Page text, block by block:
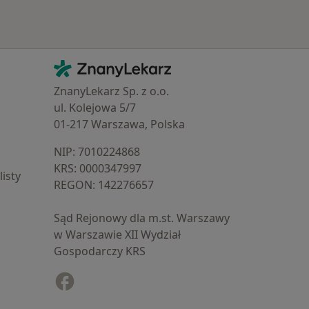
Kontakt
ZnanyLekarz - Strona główna
ZnanyLekarz Sp. z o.o.
ul. Kolejowa 5/7
01-217 Warszawa, Polska
NIP: ⁠7010224868
KRS: ⁠0000347997
REGON: ⁠142276657
Sąd Rejonowy dla m.st. Warszawy
w Warszawie XII Wydział
Gospodarczy KRS